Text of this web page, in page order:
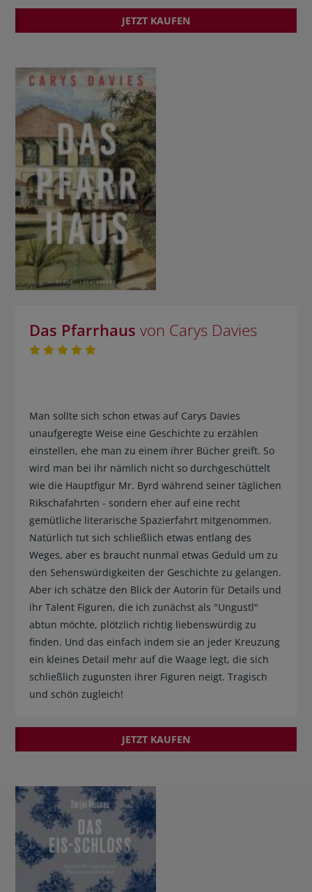
JETZT KAUFEN
Das Pfarrhaus von Carys Davies
Man sollte sich schon etwas auf Carys Davies
unaufgeregte Weise eine Geschichte zu erzählen
einstellen, ehe man zu einem ihrer Bücher greift. So
wird man bei ihr nämlich nicht so durchgeschüttelt
wie die Hauptfigur Mr. Byrd während seiner täglichen
Rikschafahrten - sondern eher auf eine recht
gemütliche literarische Spazierfahrt mitgenommen.
Natürlich tut sich schließlich etwas entlang des
Weges, aber es braucht nunmal etwas Geduld um zu
den Sehenswürdigkeiten der Geschichte zu gelangen.
Aber ich schätze den Blick der Autorin für Details und
ihr Talent Figuren, die ich zunächst als "Ungustl"
abtun möchte, plötzlich richtig liebenswürdig zu
finden. Und das einfach indem sie an jeder Kreuzung
ein kleines Detail mehr auf die Waage legt, die sich
schließlich zugunsten ihrer Figuren neigt. Tragisch
und schön zugleich!
JETZT KAUFEN